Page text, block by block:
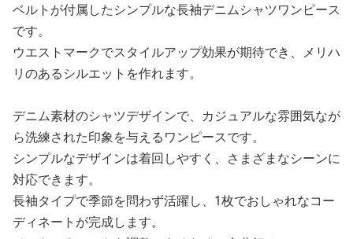
ベルトが付属したシンプルな長袖デニムシャツワンピース
です。
ウエストマークでスタイルアップ効果が期待でき、メリハ
リのあるシルエットを作れます。
デニム素材のシャツデザインで、カジュアルな雰囲気なが
ら洗練された印象を与えるワンピースです。
シンプルなデザインは着回しやすく、さまざまなシーンに
対応できます。
長袖タイプで季節を問わず活躍し、1枚でおしゃれなコー
ディネートが完成します。